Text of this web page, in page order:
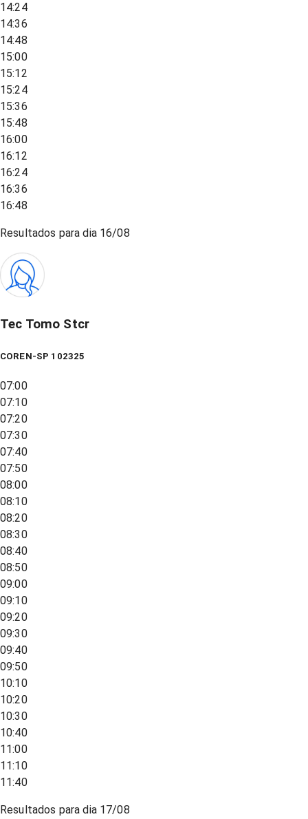
14:24
14:36
14:48
15:00
15:12
15:24
15:36
15:48
16:00
16:12
16:24
16:36
16:48
Resultados para dia 16/08
Tec Tomo Stcr
COREN-SP 102325
07:00
07:10
07:20
07:30
07:40
07:50
08:00
08:10
08:20
08:30
08:40
08:50
09:00
09:10
09:20
09:30
09:40
09:50
10:10
10:20
10:30
10:40
11:00
11:10
11:40
Resultados para dia 17/08